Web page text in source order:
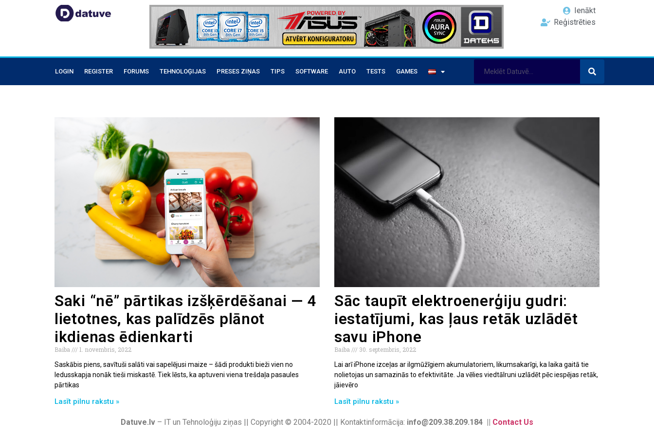
Ienākt
Reģistrēties
LOGIN REGISTER FORUMS TEHNOLOĢIJAS PRESES ZIŅAS TIPS SOFTWARE AUTO TESTS GAMES
Saki “nē” pārtikas izšķērdēšanai — 4
lietotnes, kas palīdzēs plānot
ikdienas ēdienkarti
Baiba
1. novembris, 2022
Saskābis piens, savītuši salāti vai sapelējusi maize – šādi produkti bieži vien no
ledusskapja nonāk tieši miskastē. Tiek lēsts, ka aptuveni viena trešdaļa pasaules
pārtikas
Lasīt pilnu rakstu »
Sāc taupīt elektroenerģiju gudri:
iestatījumi, kas ļaus retāk uzlādēt
savu iPhone
Baiba
30. septembris, 2022
Lai arī iPhone izceļas ar ilgmūžīgiem akumulatoriem, likumsakarīgi, ka laika gaitā tie
nolietojas un samazinās to efektivitāte. Ja vēlies viedtālruni uzlādēt pēc iespējas retāk,
jāievēro
Lasīt pilnu rakstu »
Datuve.lv – IT un Tehnoloģiju ziņas || Copyright © 2004-2020 || Kontaktinformācija: info@209.38.209.184 || Contact Us